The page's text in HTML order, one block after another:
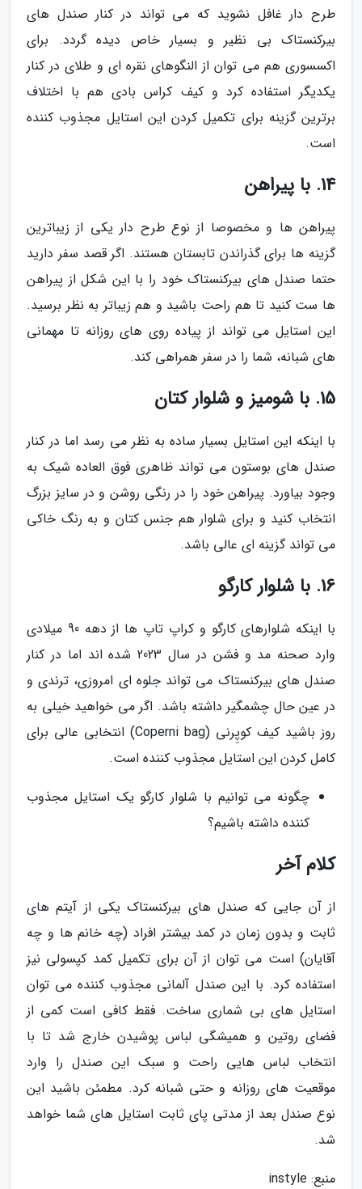
طرح دار غافل نشوید که می تواند در کنار صندل های
بیرکنستاک بی نظیر و بسیار خاص دیده گردد. برای
اکسسوری هم می توان از النگوهای نقره ای و طلای در کنار
یکدیگر استفاده کرد و کیف کراس بادی هم با اختلاف
برترین گزینه برای تکمیل کردن این استایل مجذوب کننده
است.
14. با پیراهن
پیراهن ها و مخصوصا از نوع طرح دار یکی از زیباترین
گزینه ها برای گذراندن تابستان هستند. اگر قصد سفر دارید
حتما صندل های بیرکنستاک خود را با این شکل از پیراهن
ها ست کنید تا هم راحت باشید و هم زیباتر به نظر برسید.
این استایل می تواند از پیاده روی های روزانه تا مهمانی
های شبانه، شما را در سفر همراهی کند.
15. با شومیز و شلوار کتان
با اینکه این استایل بسیار ساده به نظر می رسد اما در کنار
صندل های بوستون می تواند ظاهری فوق العاده شیک به
وجود بیاورد. پیراهن خود را در رنگی روشن و در سایز بزرگ
انتخاب کنید و برای شلوار هم جنس کتان و به رنگ خاکی
می تواند گزینه ای عالی باشد.
16. با شلوار کارگو
با اینکه شلوارهای کارگو و کراپ تاپ ها از دهه 90 میلادی
وارد صحنه مد و فشن در سال 2023 شده اند اما در کنار
صندل های بیرکنستاک می تواند جلوه ای امروزی، ترندی و
در عین حال چشمگیر داشته باشد. اگر می خواهید خیلی به
روز باشید کیف کوپِرنی (Coperni bag) انتخابی عالی برای
کامل کردن این استایل مجذوب کننده است.
چگونه می توانیم با شلوار کارگو یک استایل مجذوب
کننده داشته باشیم؟
کلام آخر
از آن جایی که صندل های بیرکنستاک یکی از آیتم های
ثابت و بدون زمان در کمد بیشتر افراد (چه خانم ها و چه
آقایان) است می توان از آن برای تکمیل کمد کپسولی نیز
استفاده کرد. با این صندل آلمانی مجذوب کننده می توان
استایل های بی شماری ساخت. فقط کافی است کمی از
فضای روتین و همیشگی لباس پوشیدن خارج شد تا با
انتخاب لباس هایی راحت و سبک این صندل را وارد
موقعیت های روزانه و حتی شبانه کرد. مطمئن باشید این
نوع صندل بعد از مدتی پای ثابت استایل های شما خواهد
شد.
منبع: instyle